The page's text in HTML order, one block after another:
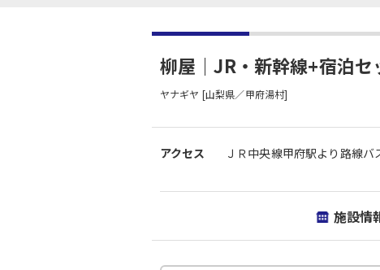
柳屋｜JR・新幹線+宿泊セ
ヤナギヤ [山梨県／甲府湯村]
アクセス ＪＲ中央線甲府駅より路線バ
施設情